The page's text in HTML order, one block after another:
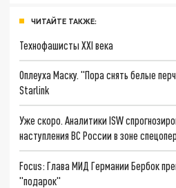
ЧИТАЙТЕ ТАКЖЕ:
Технофашисты XXI века
Оплеуха Маску. "Пора снять белые
Starlink
Уже скоро. Аналитики ISW
наступления ВС России в зоне
Focus: Глава МИД Германии Бербок
"подарок"